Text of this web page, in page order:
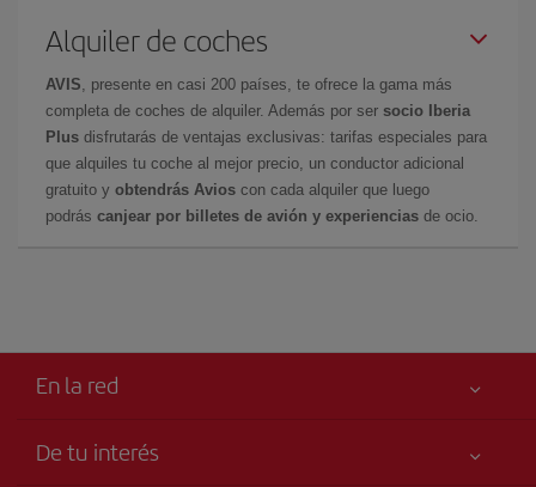
Alquiler de coches
AVIS , presente en casi 200 países, te ofrece la gama más
completa de coches de alquiler. Además por ser socio Iberia
Plus disfrutarás de ventajas exclusivas: tarifas especiales para
que alquiles tu coche al mejor precio, un conductor adicional
gratuito y obtendrás Avios con cada alquiler que luego
podrás canjear por billetes de avión y experiencias de ocio.
En la red
De tu interés